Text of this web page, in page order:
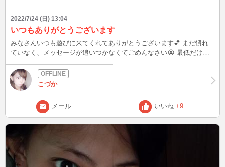
2022/7/24 (日) 13:04
いつもありがとうございます
みなさんいつも遊びに来てくれてありがとうございます💕 まだ慣れ
ていなく、メッセージが追いつかなくてごめんなさい😭 最低だけど
m(_ _)m
こづか
メール いいね +9